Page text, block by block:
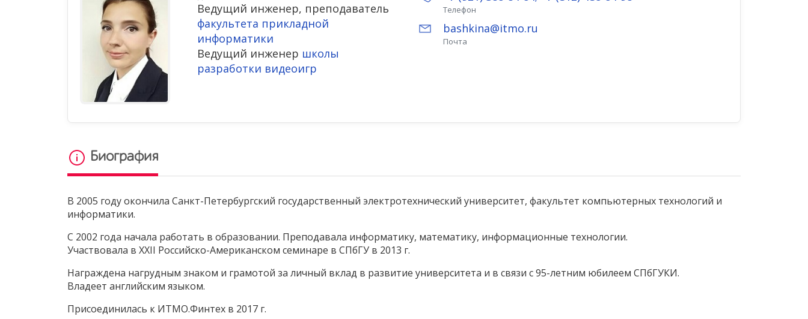
Ведущий инженер, преподаватель
факультета прикладной
информатики
Ведущий инженер школы
разработки видеоигр
Телефон
bashkina@itmo.ru
Почта
Биография
В 2005 году окончила Санкт-Петербургский государственный электротехнический университет, факультет компьютерных технологий и
информатики.
С 2002 года начала работать в образовании. Преподавала информатику, математику, информационные технологии.
Участвовала в XXII Российско-Американском семинаре в СПбГУ в 2013 г.
Награждена нагрудным знаком и грамотой за личный вклад в развитие университета и в связи с 95-летним юбилеем СПбГУКИ.
Владеет английским языком.
Присоединилась к ИТМО.Финтех в 2017 г.